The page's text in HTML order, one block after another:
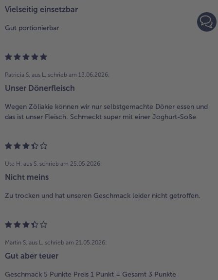
Vielseitig einsetzbar
Gut portionierbar
Patricia S. aus L. schrieb am 13.06.2026:
Unser Dönerfleisch
Wegen Zöliakie können wir nur selbstgemachte Döner essen und
das ist unser Fleisch. Schmeckt super mit einer Joghurt-Soße
Ute H. aus S. schrieb am 25.05.2026:
Nicht meins
Zu trocken und hat unseren Geschmack leider nicht getroffen.
Martin S. aus L. schrieb am 21.05.2026:
Gut aber teuer
Geschmack 5 Punkte Preis 1 Punkt = Gesamt 3 Punkte